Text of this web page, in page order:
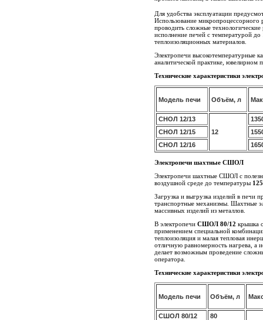
Для удобства эксплуатации
Использование микропроцессорного
проводить сложные
исполнение печей с температурой до
теплоизоляционных материалов.
Электропечи высокотемпературные
аналитической практике, ювелирном
Технические характеристики
Модель печи Объём, л
СНОЛ 12/13
12
СНОЛ 12/15
СНОЛ 12/16
Электропечи шахтные СШОЛ
Электропечи шахтные СШОЛ с
воздушной среде до температуры
Загрузка и выгрузка изделий в печи
транспортные механизмы. Шахтные
массивных изделий из металлов.
В электропечи СШОЛ 80/12 крышка
применением специальной
теплоизоляция и малая тепловая
отличную равномерность нагрева, а
делает возможным проведение
оператора.
Технические характеристики
Модель печи Объём, л
СШОЛ 80/12
80